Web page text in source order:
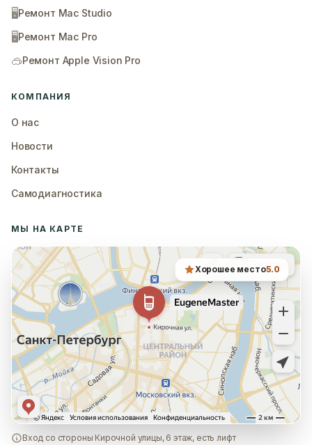
🖥️Ремонт Mac Studio
🖥️Ремонт Mac Pro
🥽Ремонт Apple Vision Pro
КОМПАНИЯ
О нас
Новости
Контакты
Самодиагностика
МЫ НА КАРТЕ
Хорошее место5.0
Вход со стороны Кирочной улицы, 6 этаж, есть лифт